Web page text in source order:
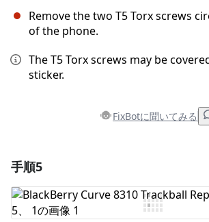
Remove the two T5 Torx screws
of the phone.
The T5 Torx screws may be
sticker.
FixBotに聞いてみる
コメントを追加
手順5